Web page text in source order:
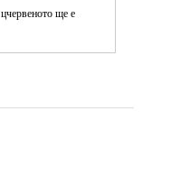
ще е